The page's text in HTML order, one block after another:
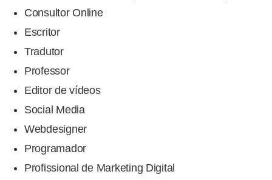
Consultor Online
Escritor
Tradutor
Professor
Editor de vídeos
Social Media
Webdesigner
Programador
Profissional de Marketing Digital